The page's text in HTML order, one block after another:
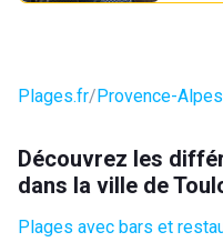
Plages.fr Provence-
Découvrez les
dans la ville de
Plages avec bars et